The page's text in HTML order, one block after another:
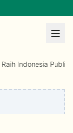
LPPOM